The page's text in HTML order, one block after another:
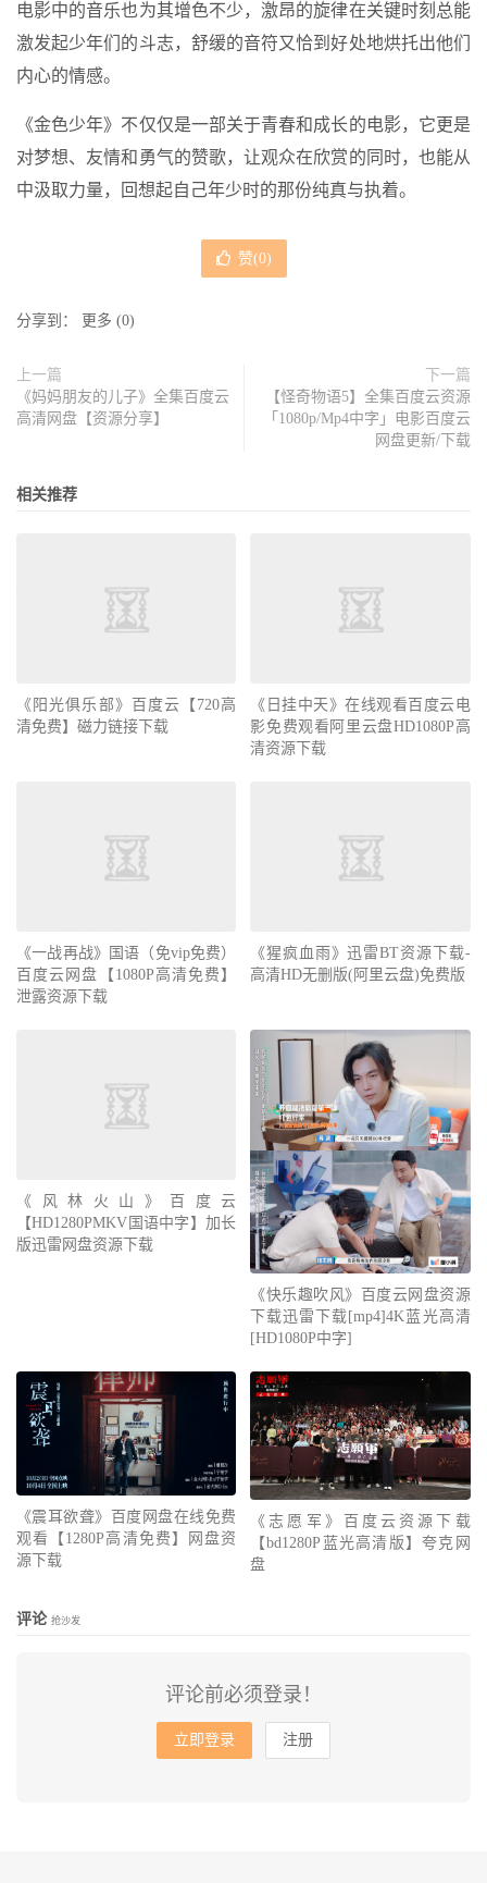
电影中的音乐也为其增色不少，激昂的旋律在关键时刻总能
激发起少年们的斗志，舒缓的音符又恰到好处地烘托出他们
内心的情感。
《金色少年》不仅仅是一部关于青春和成长的电影，它更是
对梦想、友情和勇气的赞歌，让观众在欣赏的同时，也能从
中汲取力量，回想起自己年少时的那份纯真与执着。
赞(0)
分享到： 更多 (0)
上一篇
《妈妈朋友的儿子》全集百度云
高清网盘【资源分享】
下一篇
【怪奇物语5】全集百度云资源
「1080p/Mp4中字」电影百度云
网盘更新/下载
相关推荐
《阳光俱乐部》百度云【720高
清免费】磁力链接下载
《日挂中天》在线观看百度云电
影免费观看阿里云盘HD1080P高
清资源下载
《一战再战》国语（免vip免费）
百度云网盘【1080P高清免费】
泄露资源下载
《猩疯血雨》迅雷BT资源下载-
高清HD无删版(阿里云盘)免费版
《风林火山》百度云
【HD1280PMKV国语中字】加长
版迅雷网盘资源下载
《快乐趣吹风》百度云网盘资源
下载迅雷下载[mp4]4K蓝光高清
[HD1080P中字]
《震耳欲聋》百度网盘在线免费
观看【1280P高清免费】网盘资
源下载
《志愿军》百度云资源下载
【bd1280P蓝光高清版】夸克网
盘
评论 抢沙发
评论前必须登录！
立即登录 注册